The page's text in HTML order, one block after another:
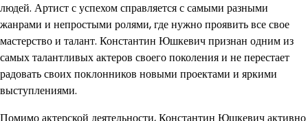
людей. Артист с успехом справляется с самыми разными
жанрами и непростыми ролями, где нужно проявить все свое
мастерство и талант. Константин Юшкевич признан одним из
самых талантливых актеров своего поколения и не перестает
радовать своих поклонников новыми проектами и яркими
выступлениями.